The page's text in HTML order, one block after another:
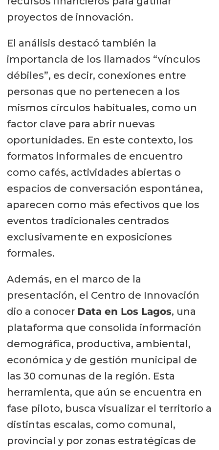
proyectos de innovación.
El análisis destacó también la
importancia de los llamados “vínculos
débiles”, es decir, conexiones entre
personas que no pertenecen a los
mismos círculos habituales, como un
factor clave para abrir nuevas
oportunidades. En este contexto, los
formatos informales de encuentro
como cafés, actividades abiertas o
espacios de conversación espontánea,
aparecen como más efectivos que los
eventos tradicionales centrados
exclusivamente en exposiciones
formales.
Además, en el marco de la
presentación, el Centro de Innovación
dio a conocer Data en Los Lagos, una
plataforma que consolida información
demográfica, productiva, ambiental,
económica y de gestión municipal de
las 30 comunas de la región. Esta
herramienta, que aún se encuentra en
fase piloto, busca visualizar el territorio a
distintas escalas, como comunal,
provincial y por zonas estratégicas de